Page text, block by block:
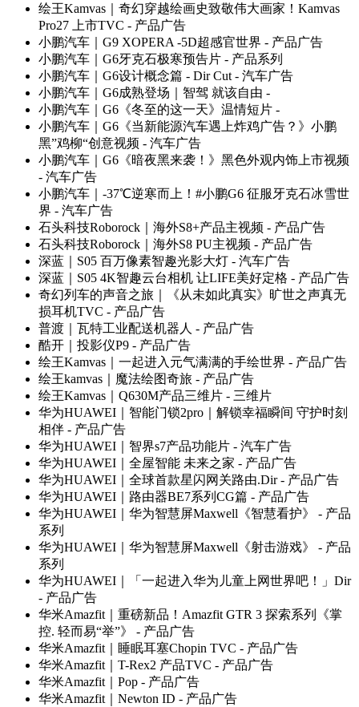
绘王Kamvas｜奇幻穿越绘画史致敬伟大画家！Kamvas
Pro27 上市TVC - 产品广告
小鹏汽车｜G9 XOPERA -5D超感官世界 - 产品广告
小鹏汽车｜G6牙克石极寒预告片 - 产品系列
小鹏汽车｜G6设计概念篇 - Dir Cut - 汽车广告
小鹏汽车｜G6成熟登场｜智驾 就该自由 -
小鹏汽车｜G6《冬至的这一天》温情短片 -
小鹏汽车｜G6《当新能源汽车遇上炸鸡广告？》小鹏
黑”鸡柳“创意视频 - 汽车广告
小鹏汽车｜G6《暗夜黑来袭！》黑色外观内饰上市视频
- 汽车广告
小鹏汽车｜-37℃逆寒而上！#小鹏G6 征服牙克石冰雪世
界 - 汽车广告
石头科技Roborock｜海外S8+产品主视频 - 产品广告
石头科技Roborock｜海外S8 PU主视频 - 产品广告
深蓝｜S05 百万像素智趣光影大灯 - 汽车广告
深蓝｜S05 4K智趣云台相机 让LIFE美好定格 - 产品广告
奇幻列车的声音之旅｜《从未如此真实》旷世之声真无
损耳机TVC - 产品广告
普渡｜瓦特工业配送机器人 - 产品广告
酷开｜投影仪P9 - 产品广告
绘王Kamvas｜一起进入元气满满的手绘世界 - 产品广告
绘王kamvas｜魔法绘图奇旅 - 产品广告
绘王Kamvas｜Q630M产品三维片 - 三维片
华为HUAWEI｜智能门锁2pro｜解锁幸福瞬间 守护时刻
相伴 - 产品广告
华为HUAWEI｜智界s7产品功能片 - 汽车广告
华为HUAWEI｜全屋智能 未来之家 - 产品广告
华为HUAWEI｜全球首款星闪网关路由.Dir- 产品广告
华为HUAWEI｜路由器BE7系列CG篇 - 产品广告
华为HUAWEI｜华为智慧屏Maxwell《智慧看护》
- 产品
系列
华为HUAWEI｜华为智慧屏Maxwell《射击游戏》
- 产品
系列
华为HUAWEI｜「一起进入华为儿童上网世界吧！」Dir
- 产品广告
华米Amazfit｜重磅新品！Amazfit GTR 3 探索系列《掌
控. 轻而易“举”》
- 产品广告
华米Amazfit｜睡眠耳塞Chopin TVC - 产品广告
华米Amazfit｜T-Rex2 产品TVC - 产品广告
华米Amazfit｜Pop - 产品广告
华米Amazfit｜Newton ID - 产品广告